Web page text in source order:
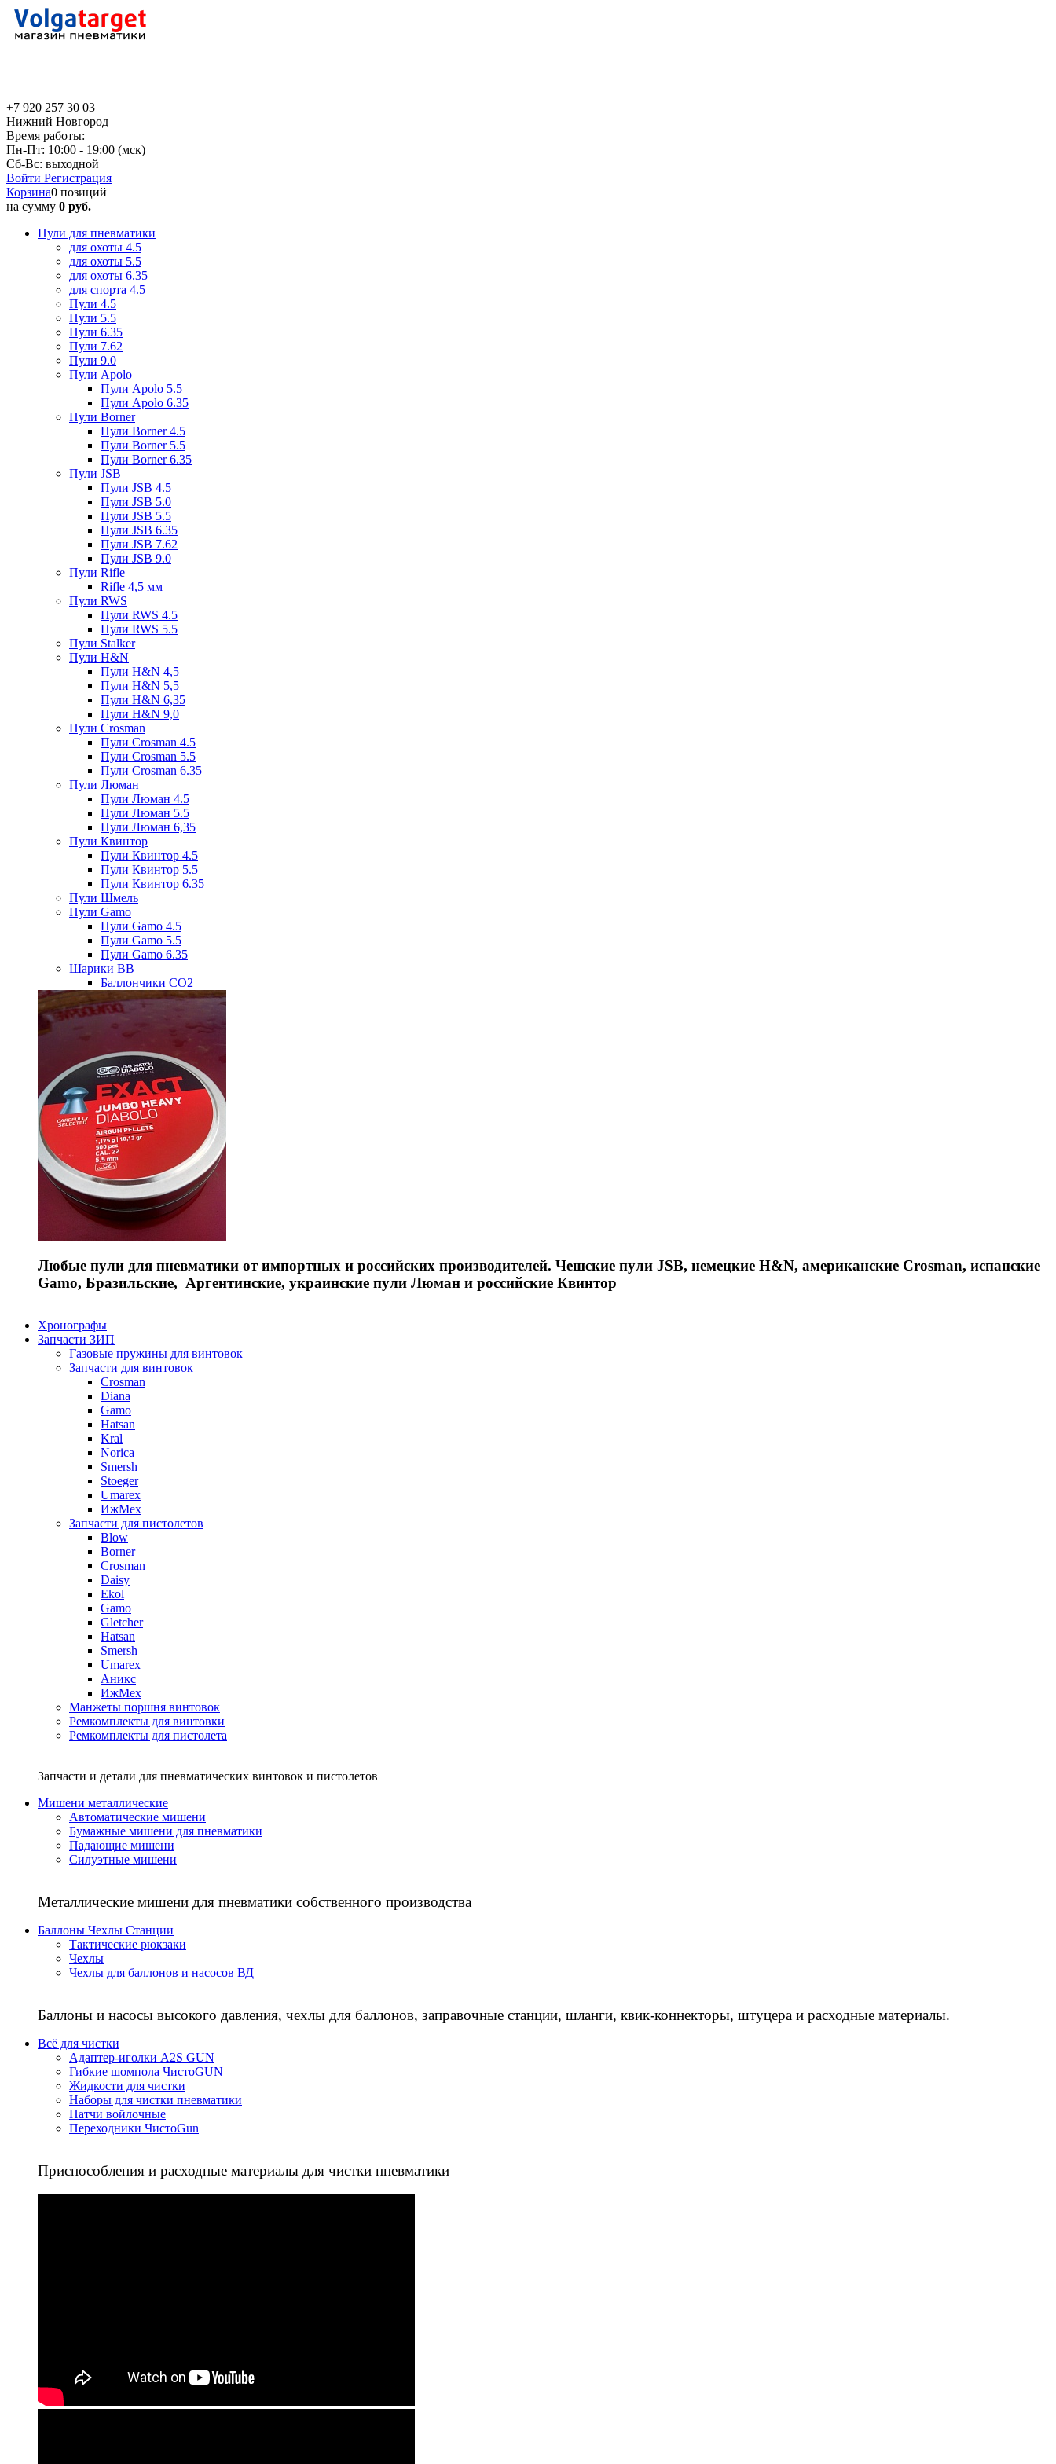
+7 920 257 30 03
Нижний Новгород
Время работы:
Пн-Пт: 10:00 - 19:00 (мск)
Сб-Вс: выходной
Войти Регистрация
Корзина0 позиций
на сумму 0 руб.
Пули для пневматики
для охоты 4.5
для охоты 5.5
для охоты 6.35
для спорта 4.5
Пули 4.5
Пули 5.5
Пули 6.35
Пули 7.62
Пули 9.0
Пули Apolo
Пули Apolo 5.5
Пули Apolo 6.35
Пули Borner
Пули Borner 4.5
Пули Borner 5.5
Пули Borner 6.35
Пули JSB
Пули JSB 4.5
Пули JSB 5.0
Пули JSB 5.5
Пули JSB 6.35
Пули JSB 7.62
Пули JSB 9.0
Пули Rifle
Rifle 4,5 мм
Пули RWS
Пули RWS 4.5
Пули RWS 5.5
Пули Stalker
Пули H&N
Пули H&N 4,5
Пули H&N 5,5
Пули H&N 6,35
Пули H&N 9,0
Пули Crosman
Пули Crosman 4.5
Пули Crosman 5.5
Пули Crosman 6.35
Пули Люман
Пули Люман 4.5
Пули Люман 5.5
Пули Люман 6,35
Пули Квинтор
Пули Квинтор 4.5
Пули Квинтор 5.5
Пули Квинтор 6.35
Пули Шмель
Пули Gamo
Пули Gamo 4.5
Пули Gamo 5.5
Пули Gamo 6.35
Шарики BB
Баллончики CO2
Любые пули для пневматики от импортных и российских производителей. Чешские пули JSB, немецкие H&N, американские Crosman, испанские
Gamo, Бразильские, Аргентинские, украинские пули Люман и российские Квинтор
Хронографы
Запчасти ЗИП
Газовые пружины для винтовок
Запчасти для винтовок
Crosman
Diana
Gamo
Hatsan
Kral
Norica
Smersh
Stoeger
Umarex
ИжМех
Запчасти для пистолетов
Blow
Borner
Crosman
Daisy
Ekol
Gamo
Gletcher
Hatsan
Smersh
Umarex
Аникс
ИжМех
Манжеты поршня винтовок
Ремкомплекты для винтовки
Ремкомплекты для пистолета
Запчасти и детали для пневматических винтовок и пистолетов
Мишени металлические
Автоматические мишени
Бумажные мишени для пневматики
Падающие мишени
Силуэтные мишени
Металлические мишени для пневматики собственного производства
Баллоны Чехлы Станции
Тактические рюкзаки
Чехлы
Чехлы для баллонов и насосов ВД
Баллоны и насосы высокого давления, чехлы для баллонов, заправочные станции, шланги, квик-коннекторы, штуцера и расходные материалы.
Всё для чистки
Адаптер-иголки A2S GUN
Гибкие шомпола ЧистоGUN
Жидкости для чистки
Наборы для чистки пневматики
Патчи войлочные
Переходники ЧистоGun
Приспособления и расходные материалы для чистки пневматики